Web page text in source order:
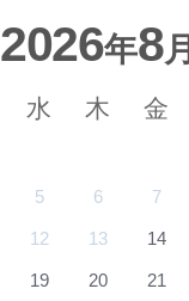
2026年8月
水 木 金
5 6 7
12 13 14
19 20 21